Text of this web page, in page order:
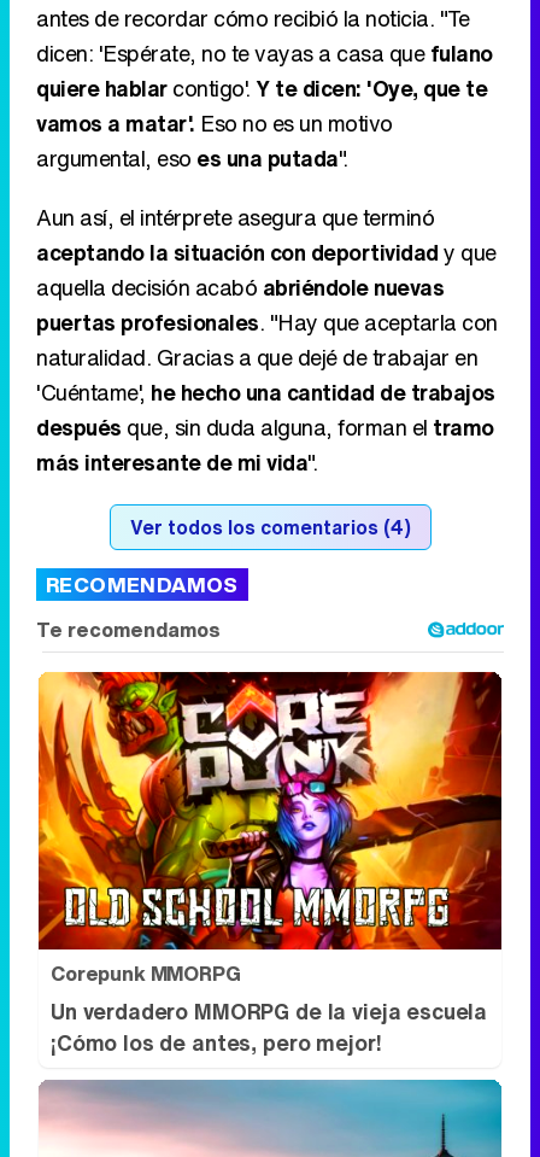
antes de recordar cómo recibió la noticia. "Te
dicen: 'Espérate, no te vayas a casa quefulano
quiere hablarcontigo'. Y te dicen: 'Oye, que te
vamos a matar'. Eso no es un motivo
argumental, eso es una putada".
Aun así, el intérprete asegura que terminó
aceptando la situación con deportividady que
aquella decisión acabó abriéndole nuevas
puertas profesionales. "Hay que aceptarla con
naturalidad. Gracias a que dejé de trabajar en
'Cuéntame', he hecho una cantidad de trabajos
después que, sin duda alguna, forman el tramo
más interesante de mi vida".
Ver todos los comentarios (4)
RECOMENDAMOS
Corepunk MMORPG
Un verdadero MMORPG de la vieja escuela
¡Cómo los de antes, pero mejor!